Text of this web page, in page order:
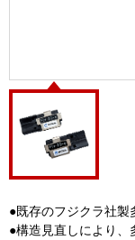
●既存のフジクラ社製
●構造見直しにより